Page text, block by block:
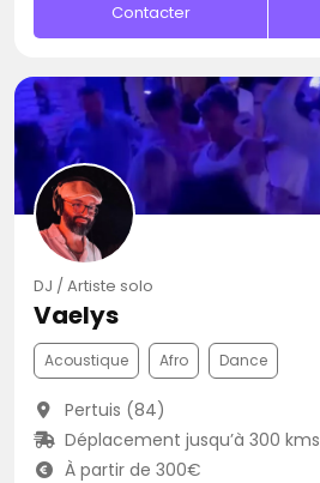
Contacter
DJ / Artiste solo
Vaelys
Acoustique Afro Dance
Pertuis (84)
Déplacement jusqu’à 300 kms
À partir de 300€